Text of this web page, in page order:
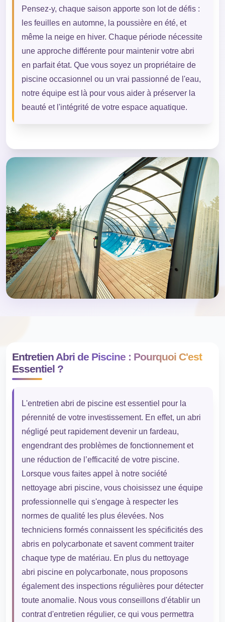
Pensez-y, chaque saison apporte son lot de défis :
les feuilles en automne, la poussière en été, et
même la neige en hiver. Chaque période nécessite
une approche différente pour maintenir votre abri
en parfait état. Que vous soyez un propriétaire de
piscine occasionnel ou un vrai passionné de l'eau,
notre équipe est là pour vous aider à préserver la
beauté et l'intégrité de votre espace aquatique.
Entretien Abri de Piscine : Pourquoi C'est
Essentiel ?
L'entretien abri de piscine est essentiel pour la
pérennité de votre investissement. En effet, un abri
négligé peut rapidement devenir un fardeau,
engendrant des problèmes de fonctionnement et
une réduction de l’efficacité de votre piscine.
Lorsque vous faites appel à notre société
nettoyage abri piscine, vous choisissez une équipe
professionnelle qui s'engage à respecter les
normes de qualité les plus élevées. Nos
techniciens formés connaissent les spécificités des
abris en polycarbonate et savent comment traiter
chaque type de matériau. En plus du nettoyage
abri piscine en polycarbonate, nous proposons
également des inspections régulières pour détecter
toute anomalie. Nous vous conseillons d'établir un
contrat d'entretien régulier, ce qui vous permettra